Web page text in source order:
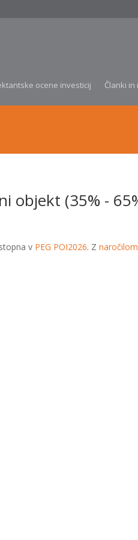
ocene investicij Članki in
objekt (35% -
v PEG POI2026. Z naročilom